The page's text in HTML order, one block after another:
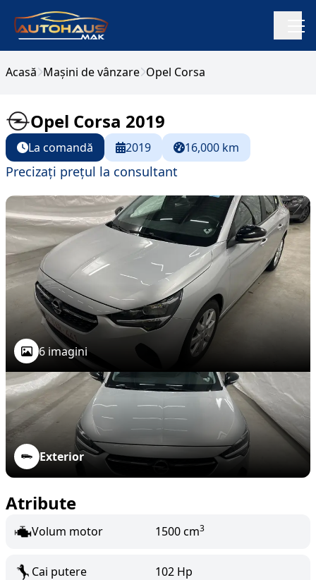
Acasă Mașini de vânzare Opel Corsa
Opel Corsa 2019
La comandă 2019 16,000 km
Precizați prețul la consultant
6 imagini
Exterior
Atribute
Volum motor 1500 cm3
Cai putere 102 Hp